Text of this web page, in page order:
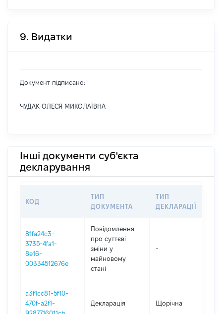
9. Видатки
Документ підписано:
ЧУДАК ОЛЕСЯ МИКОЛАЇВНА
Інші документи суб'єкта
декларування
КОД
ТИП
ДОКУМЕНТА
ТИП
ДЕКЛАРАЦІЇ
81fa24c3-
3735-4fa1-
8e16-
00334512676e
Повідомлення
про суттєві
зміни y
майновому
стані
-
a3f1cc81-5f10-
470f-a2f1-
Декларація Щорічна